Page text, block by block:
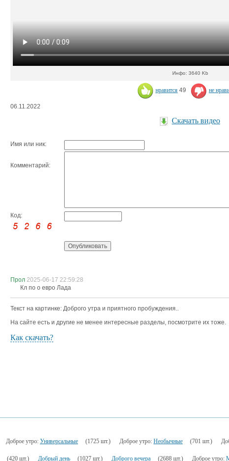
Инфо: 3640 Kb
нравится 49 не
06.11.2022
Скачать видео
Имя или ник:
Комментарий:
Код:
Прол 2025-06-17 22:59:28
Кл по о евро Лада
Текст на картинке: Доброго утра и приятного пробуждения..
На сайте есть и другие не менее интересные разделы, посмотрите их тоже.
Как скачать?
Доброе утро: Универсальные (1725 шт.) Доброе утро: Необычные (701 шт.)
(420 шт.) Добрый день (1027 шт.) Доброго вечера (2688 шт.) Доброе утро: